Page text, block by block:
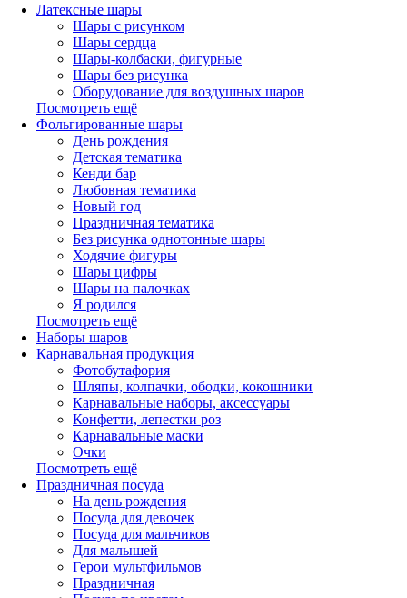
Латексные шары
Шары с рисунком
Шары сердца
Шары-колбаски, фигурные
Шары без рисунка
Оборудование для воздушных шаров
Посмотреть ещё
Фольгированные шары
День рождения
Детская тематика
Кенди бар
Любовная тематика
Новый год
Праздничная тематика
Без рисунка однотонные шары
Ходячие фигуры
Шары цифры
Шары на палочках
Я родился
Посмотреть ещё
Наборы шаров
Карнавальная продукция
Фотобутафория
Шляпы, колпачки, ободки, кокошники
Карнавальные наборы, аксессуары
Конфетти, лепестки роз
Карнавальные маски
Очки
Посмотреть ещё
Праздничная посуда
На день рождения
Посуда для девочек
Посуда для мальчиков
Для малышей
Герои мультфильмов
Праздничная